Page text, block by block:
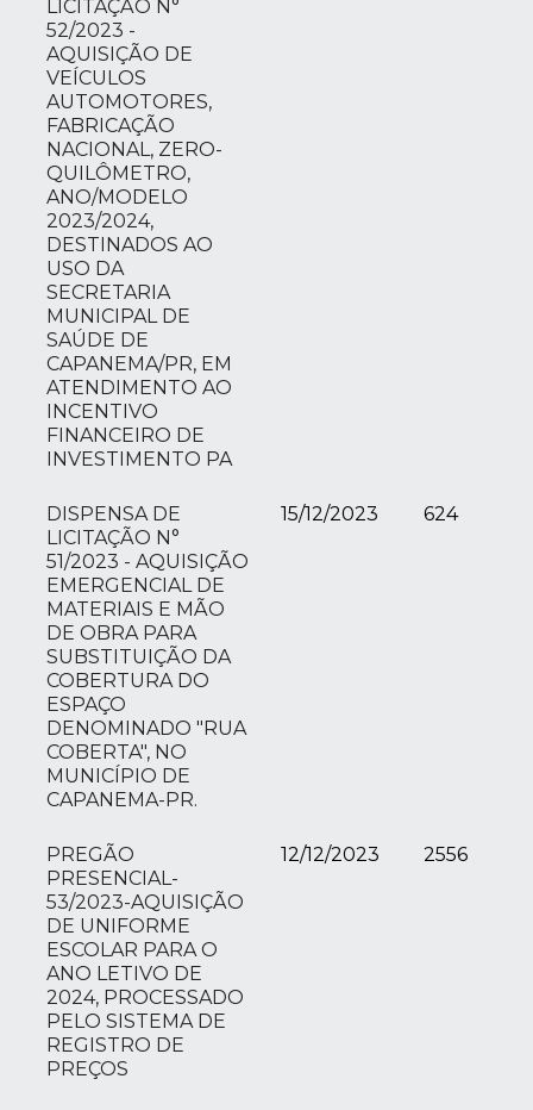
LICITAÇÃO N°
52/2023 -
AQUISIÇÃO DE
VEÍCULOS
AUTOMOTORES,
FABRICAÇÃO
NACIONAL, ZERO-
QUILÔMETRO,
ANO/MODELO
2023/2024,
DESTINADOS AO
USO DA
SECRETARIA
MUNICIPAL DE
SAÚDE DE
CAPANEMA/PR, EM
ATENDIMENTO AO
INCENTIVO
FINANCEIRO DE
INVESTIMENTO PA
DISPENSA DE
LICITAÇÃO N°
51/2023 - AQUISIÇÃO
EMERGENCIAL DE
MATERIAIS E MÃO
DE OBRA PARA
SUBSTITUIÇÃO DA
COBERTURA DO
ESPAÇO
DENOMINADO "RUA
COBERTA", NO
MUNICÍPIO DE
CAPANEMA-PR.
15/12/2023 624
PREGÃO
PRESENCIAL-
53/2023-AQUISIÇÃO
DE UNIFORME
ESCOLAR PARA O
ANO LETIVO DE
2024, PROCESSADO
PELO SISTEMA DE
REGISTRO DE
PREÇOS
12/12/2023 2556